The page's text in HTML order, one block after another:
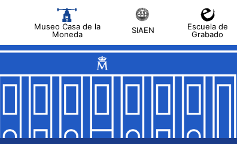
Museo Casa de la
Moneda
SIAEN
Escuela de
Grabado